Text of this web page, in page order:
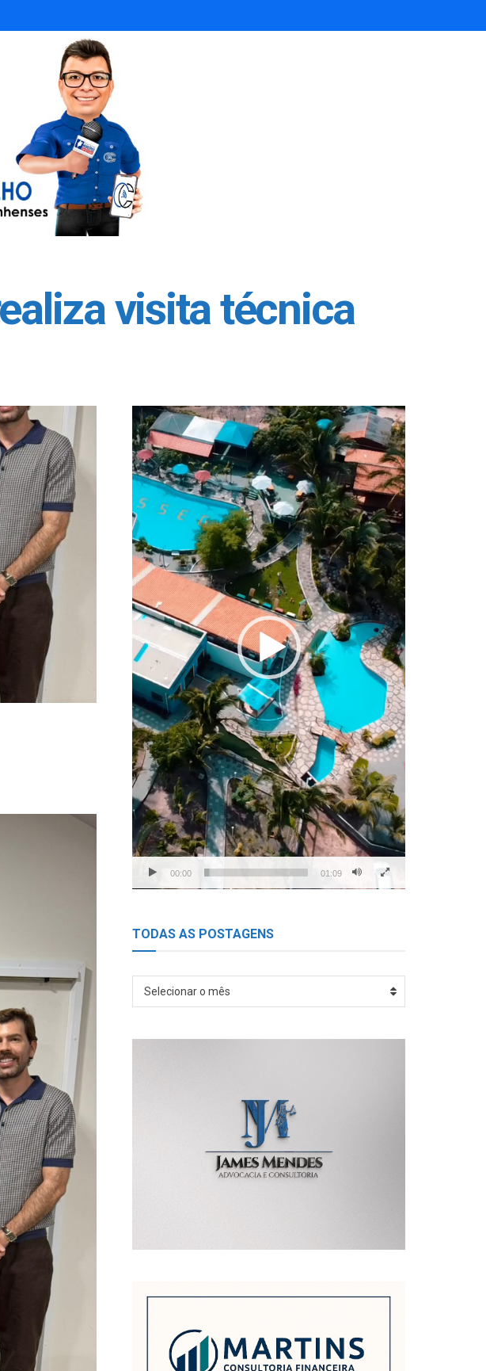
visita técnica
Tocador
de
vídeo
00:00 01:09
TODAS AS POSTAGENS
TODAS
Selecionar o mês